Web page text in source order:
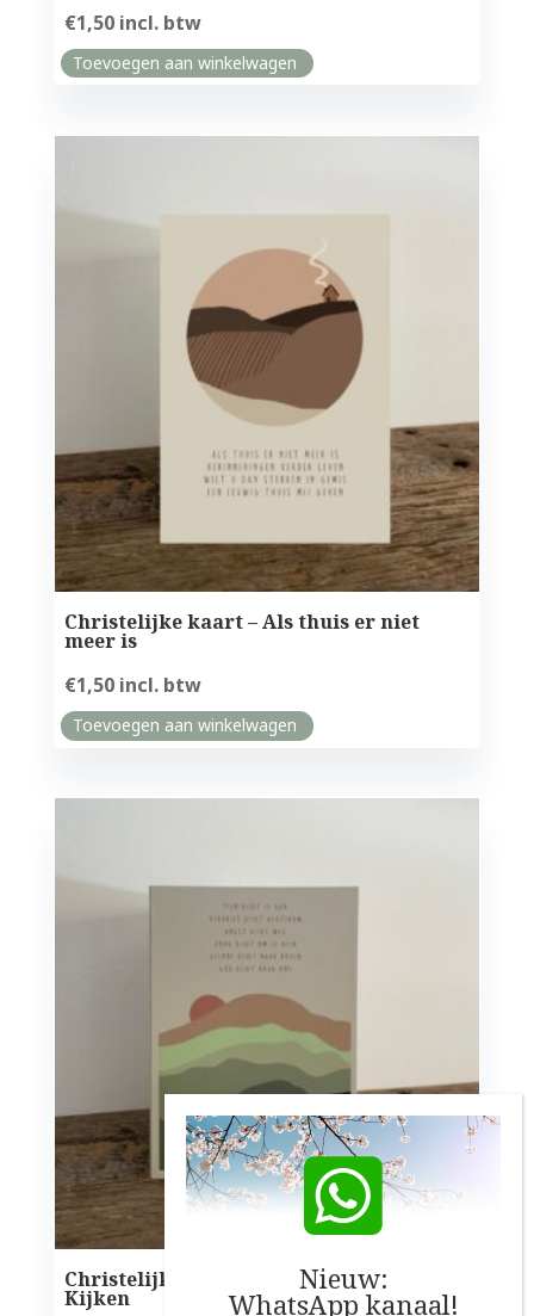
€1,50 incl. btw
Toevoegen aan winkelwagen
Christelijke kaart – Als thuis er niet
meer is
€1,50 incl. btw
Toevoegen aan winkelwagen
Christelijke kaart – met het gedicht
Kijken
Nieuw:
WhatsApp kanaal!